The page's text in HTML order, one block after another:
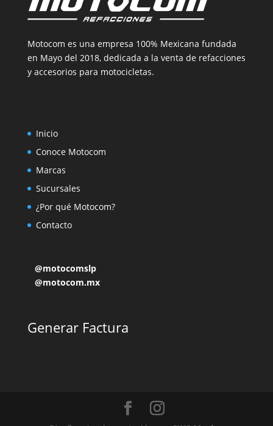
Motocom es una empresa 100% Mexicana fundada
en Mayo del 2018, dedicada a la venta de refacciones
y accesorios para motocicletas.
Inicio
Conoce Motocom
Marcas
Sucursales
¿Por qué Motocom?
Contacto
@motocomslp
@motocom.mx
Generar Factura